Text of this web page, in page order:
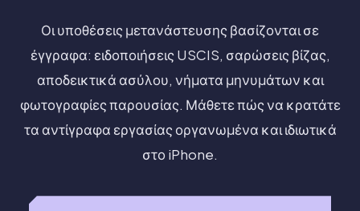
Οι υποθέσεις μετανάστευσης βασίζονται σε
έγγραφα: ειδοποιήσεις USCIS, σαρώσεις βίζας,
αποδεικτικά ασύλου, νήματα μηνυμάτων και
φωτογραφίες παρουσίας. Μάθετε πώς να κρατάτε
τα αντίγραφα εργασίας οργανωμένα και ιδιωτικά
στο iPhone.